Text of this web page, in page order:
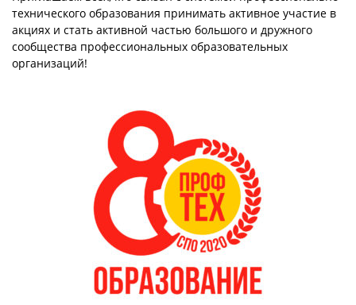
технического образования принимать активное участие в
акциях и стать активной частью большого и дружного
сообщества профессиональных образовательных
организаций!